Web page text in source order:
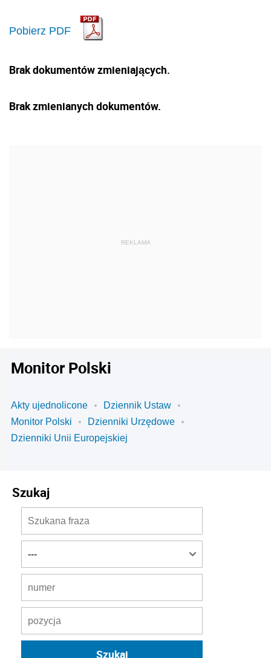
Pobierz PDF
Brak dokumentów zmieniających.
Brak zmienianych dokumentów.
Monitor Polski
Akty ujednolicone
Dziennik Ustaw
Monitor Polski
Dzienniki Urzędowe
Dzienniki Unii Europejskiej
Szukaj